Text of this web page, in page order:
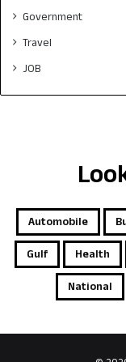
Government
Travel
JOB
Automobile
Gulf
Health
National